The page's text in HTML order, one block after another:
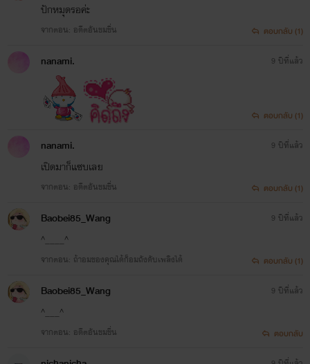
ซ้ำ เธอสามารถหัวเราะใส่หน้าเขาและสลัดเขาทิ้งไปอย่างไม่ใยดีได้
แล้ว เพราะยังมีนิลเนตรกับนายบอยแฟนหนุ่มสารเลวที่เธอต้อง
ชำระแค้นเป็นรายต่อไป แต่แล้ว... ยัยเด็กซาลาเปาที่หลบมุมอยู่
ในสมองซีกขวาก็เหยียบหัวสาวมั่นขึ้นมาเสนอหน้าพูดแทนวีนัส
“ต้องเลดี้เฟิร์สเท่านั้นหรือคะ” เควินยิ้มกว้าง เมื่อเปลวไฟแห่ง
ความหวังและอนาคตอันสดใสลุกโชติช่วงสว่างไสวขึ้นมา “ผมชื่อ
เควิน เบเน็ตตั้น อายุ 28ปี เป็นหลานชายของนายช่างหรั่งเจ้าของ
อู่ VJ Garage” เดี๋ยว! เขาไม่ใช่นายหลุยส์อย่างนั้นหรือ ? ผู้ชาย
คนนี้กำลังเล่นตลกกับเธออยู่ใช่ไหม ? วีนัสขมวดคิ้ว มีอะไร
รับรองหรือว่าสิ่งที่เขาบอกเธอนั้นมันเป็นคำโกหกพกลม ความ
หลากหลายทางอารมณ์รุมโจมตีหญิงสาว เธอพยายามค้นหา
ความปลิ้นปล้อนในแววตาซื่อสัตย์ของเขาอย่างสุดความสามารถ
ทว่า... ไม่มีเลย “เชิญคุณสุภาพสตรีครับ” เขาผายมือสองข้าง
พร้อมกับยิ้มละลายหัวใจให้เธอ
ท้องได้นะคะ”คิดอะไรไม่ออกเลยบอกเขาไปแ
ใบตองนะ”สุดจะทัดทานคนกระหายรัก เธอเอง
สัญญาด้วยเกียรติลูกผู้ชาย วันนี้เราสองคนจะไ
จดทะเบียนสมรสกัน แต่มีข้อแม้ว่าใบตองจะย
ปฏิเสธความสุขที่ริคกำลังจะมอบให้ เพราะสาว
“ผมขอสั่งให้...!” นีโน่มองสามสาวแล้วทำท่ายิ้ม
น้ำเสียงกระเส่านิดๆ “ให้ทุกคนสวิงกิ้งกัน” พูดจ
ปักหมุดรอค่ะ
จากตอน: อดีตอันขมขื่น ตอบกลับ (1)
nanami. 9 ปีที่แล้ว
ตอบกลับ (1)
nanami.
เปิดมาก็แซบเลย
จากตอน: อดีตอันขมขื่น
9 ปีที่แล้ว
ตอบกลับ (1)
Baobei85_Wang
^____^
จากตอน: ถ้าอมของคุณได้ก็อมถังดับเพลิงได้
9 ปีที่แล้ว
ตอบกลับ (1)
Baobei85_Wang
^___^
จากตอน: อดีตอันขมขื่น
9 ปีที่แล้ว
ตอบกลับ